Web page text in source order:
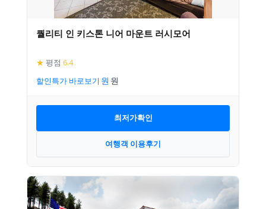
퀄리티 인 키스톤 니어 마운트 러시모어
★ 평점 6.4
할인특가 바로보기
최저가확인
여행객 이용후기